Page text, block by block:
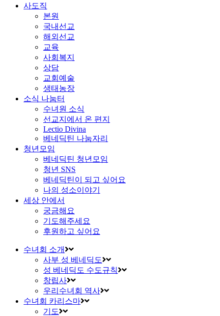
사도직
본원
국내선교
해외선교
교육
사회복지
상담
교회예술
생태농장
소식 나눔터
수녀원 소식
선교지에서 온 편지
Lectio Divina
베네딕틴 나눔자리
청년모임
베네딕틴 청년모임
청년 SNS
베네딕틴이 되고 싶어요
나의 성소이야기
세상 안에서
궁금해요
기도해주세요
후원하고 싶어요
수녀회 소개
사부 성 베네딕도
성 베네딕도 수도규칙
창립사
우리수녀회 역사
수녀회 카리스마
기도